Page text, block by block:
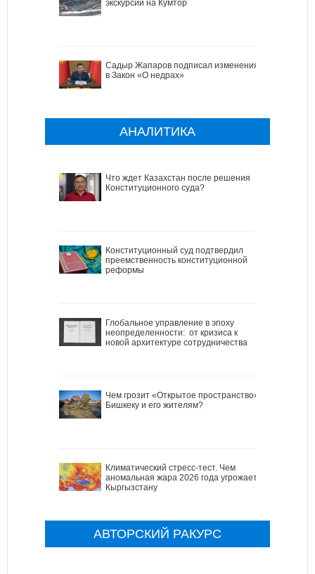
экскурсии на Кумтор
Садыр Жапаров подписал изменения
в Закон «О недрах»
АНАЛИТИКА
Что ждет Казахстан после решения
Конституционного суда?
Конституционный суд подтвердил
преемственность конституционной
реформы
Глобальное управление в эпоху
неопределенности: от кризиса к
новой архитектуре сотрудничества
Чем грозит «Открытое пространство»
Бишкеку и его жителям?
Климатический стресс-тест. Чем
аномальная жара 2026 года угрожает
Кыргызстану
АВТОРСКИЙ РАКУРС